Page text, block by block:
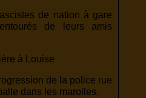
de nation à gare
de leurs amis
à Louise
de la police rue
dans les marolles.